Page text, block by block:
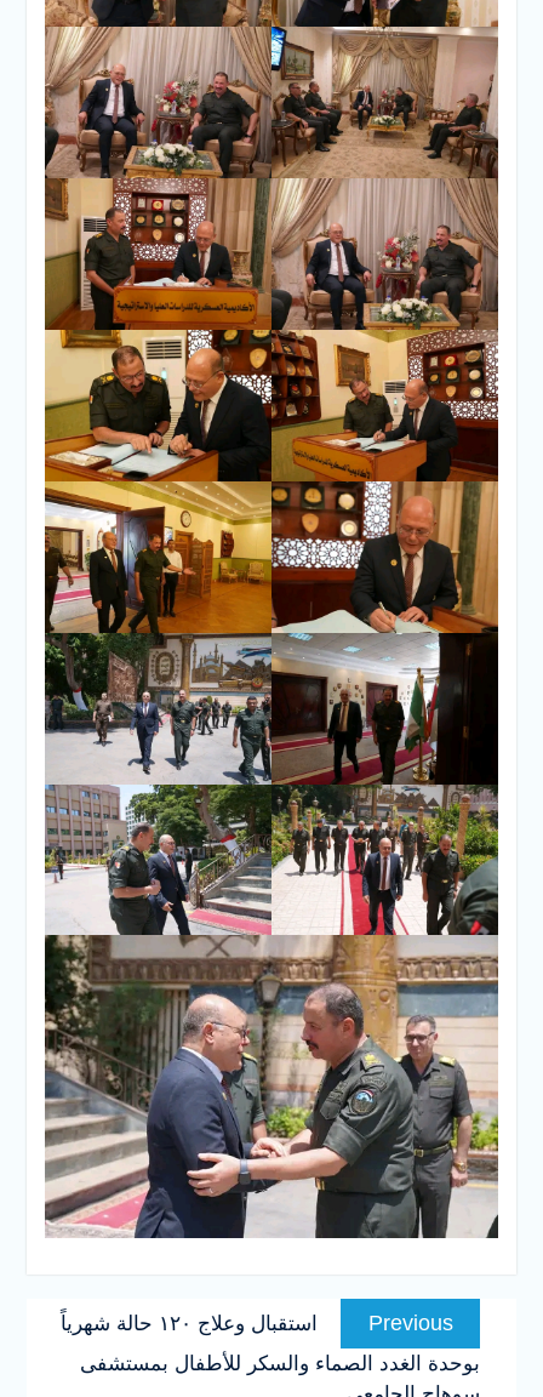
تصفّح
المقالاتPrevious
Previous
post:
استقبال وعلاج ١٢٠ حالة شهرياً
بوحدة الغدد الصماء والسكر للأطفال بمستشفى